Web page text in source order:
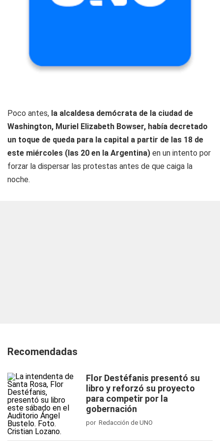
Poco antes, la alcaldesa demócrata de la ciudad de
Washington, Muriel Elizabeth Bowser, había decretado
un toque de queda para la capital a partir de las 18 de
este miércoles (las 20 en la Argentina) en un intento por
forzar la dispersar las protestas antes de que caiga la
noche.
Recomendadas
Flor Destéfanis presentó su
libro y reforzó su proyecto
para competir por la
gobernación
por Redacción de UNO